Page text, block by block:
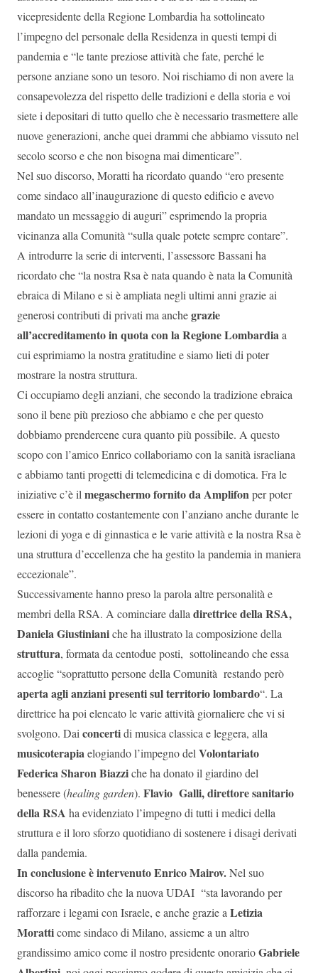
vicepresidente della Regione Lombardia ha sottolineato
l’impegno del personale della Residenza in questi tempi di
pandemia e “le tante preziose attività che fate, perché le
persone anziane sono un tesoro. Noi rischiamo di non avere la
consapevolezza del rispetto delle tradizioni e della storia e voi
siete i depositari di tutto quello che è necessario trasmettere alle
nuove generazioni, anche quei drammi che abbiamo vissuto nel
secolo scorso e che non bisogna mai dimenticare”.
Nel suo discorso, Moratti ha ricordato quando “ero presente
come sindaco all’inaugurazione di questo edificio e avevo
mandato un messaggio di auguri” esprimendo la propria
vicinanza alla Comunità “sulla quale potete sempre contare”.
A introdurre la serie di interventi, l’assessore Bassani ha
ricordato che “la nostra Rsa è nata quando è nata la Comunità
ebraica di Milano e si è ampliata negli ultimi anni grazie ai
generosi contributi di privati ma anchegrazie
all’accreditamento in quota con la Regione Lombardiaa
cui esprimiamo la nostra gratitudine e siamo lieti di poter
mostrare la nostra struttura.
Ci occupiamo degli anziani, che secondo la tradizione ebraica
sono il bene più prezioso che abbiamo e che per questo
dobbiamo prendercene cura quanto più possibile. A questo
scopo con l’amico Enrico collaboriamo con la sanità israeliana
e abbiamo tanti progetti di telemedicina e di domotica. Fra le
iniziative c’è ilmegaschermo fornito da Amplifonper poter
essere in contatto costantemente con l’anziano anche durante le
lezioni di yoga e di ginnastica e le varie attività e la nostra Rsa è
una struttura d’eccellenza che ha gestito la pandemia in maniera
eccezionale”.
Successivamente hanno preso la parola altre personalità e
membri della RSA. A cominciare dalladirettrice della RSA,
Daniela Giustinianiche ha illustrato la composizione della
struttura, formata da centodue posti, sottolineando che essa
accoglie “soprattutto persone della Comunità restando però
aperta agli anziani presenti sul territorio lombardo“. La
direttrice ha poi elencato le varie attività giornaliere che vi si
svolgono. Daiconcertidi musica classica e leggera, alla
musicoterapiaelogiando l’impegno delVolontariato
Federica Sharon Biazziche ha donato il giardino del
benessere (healing garden). Flavio Galli, direttore sanitario
della RSA ha evidenziato l’impegno di tutti i medici della
struttura e il loro sforzo quotidiano di sostenere i disagi derivati
dalla pandemia.
In conclusione è intervenuto Enrico Mairov.Nel suo
discorso ha ribadito che la nuova UDAI “sta lavorando per
rafforzare i legami con Israele, e anche grazie aLetizia
Moratticome sindaco di Milano, assieme a un altro
grandissimo amico come il nostro presidente onorarioGabriele